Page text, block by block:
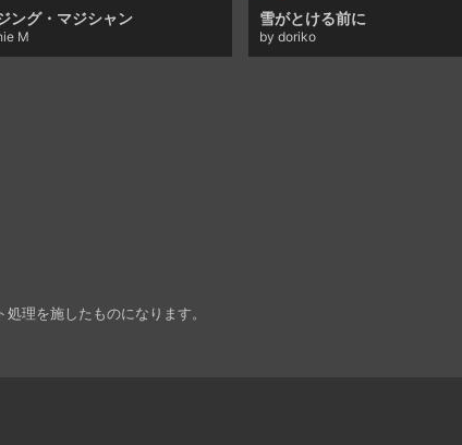
ング・マジシャン
M
雪がとける前に
by doriko
理を施したものになります。